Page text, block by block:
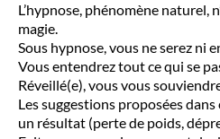
L’hypnose, phénomène naturel,
magie.
Sous hypnose, vous ne serez ni
Vous entendrez tout ce qui se
Réveillé(e), vous vous
Les suggestions proposées
un résultat (perte de poids,